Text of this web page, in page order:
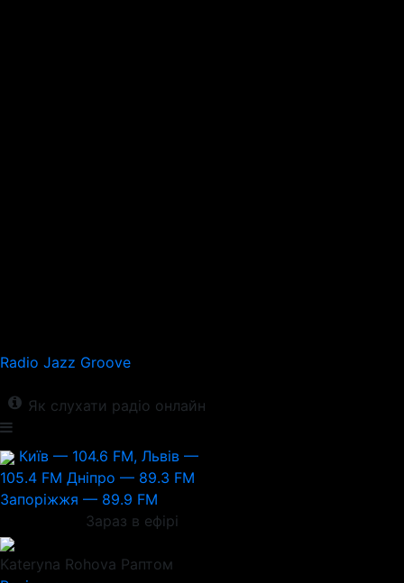
Radio Jazz Groove
Як слухати радіо онлайн
Київ — 104.6 FM, Львів —
105.4 FM Дніпро — 89.3 FM
Запоріжжя — 89.9 FM
Зараз в ефірі
Kateryna Rohova Раптом